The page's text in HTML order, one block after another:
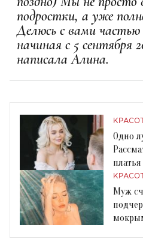
подростки, а уже
Делюсь с вами частью
начиная с 5 сентября
написала Алина.
Одно
Муж